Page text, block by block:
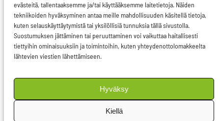
evästeitä, tallentaaksemme ja/tai käyttääksemme laitetietoja. Näiden
tekniikoiden hyväksyminen antaa meille mahdollisuuden käsitellä tietoja,
kuten selauskäyttäytymistä tai yksilöllisiä tunnuksia tällä sivustolla.
Suostumuksen jättäminen tai peruuttaminen voi vaikuttaa haitallisesti
tiettyihin ominaisuuksiin ja toimintoihin, kuten yhteydenottolomakkeelta
lähtevien viestien lähettämiseen.
Hyväksy
Kiellä
Ota yhteyttä
Evästeseloste
Tietosuojaseloste
Seuraa somessaFacebookLinkedInInstagram